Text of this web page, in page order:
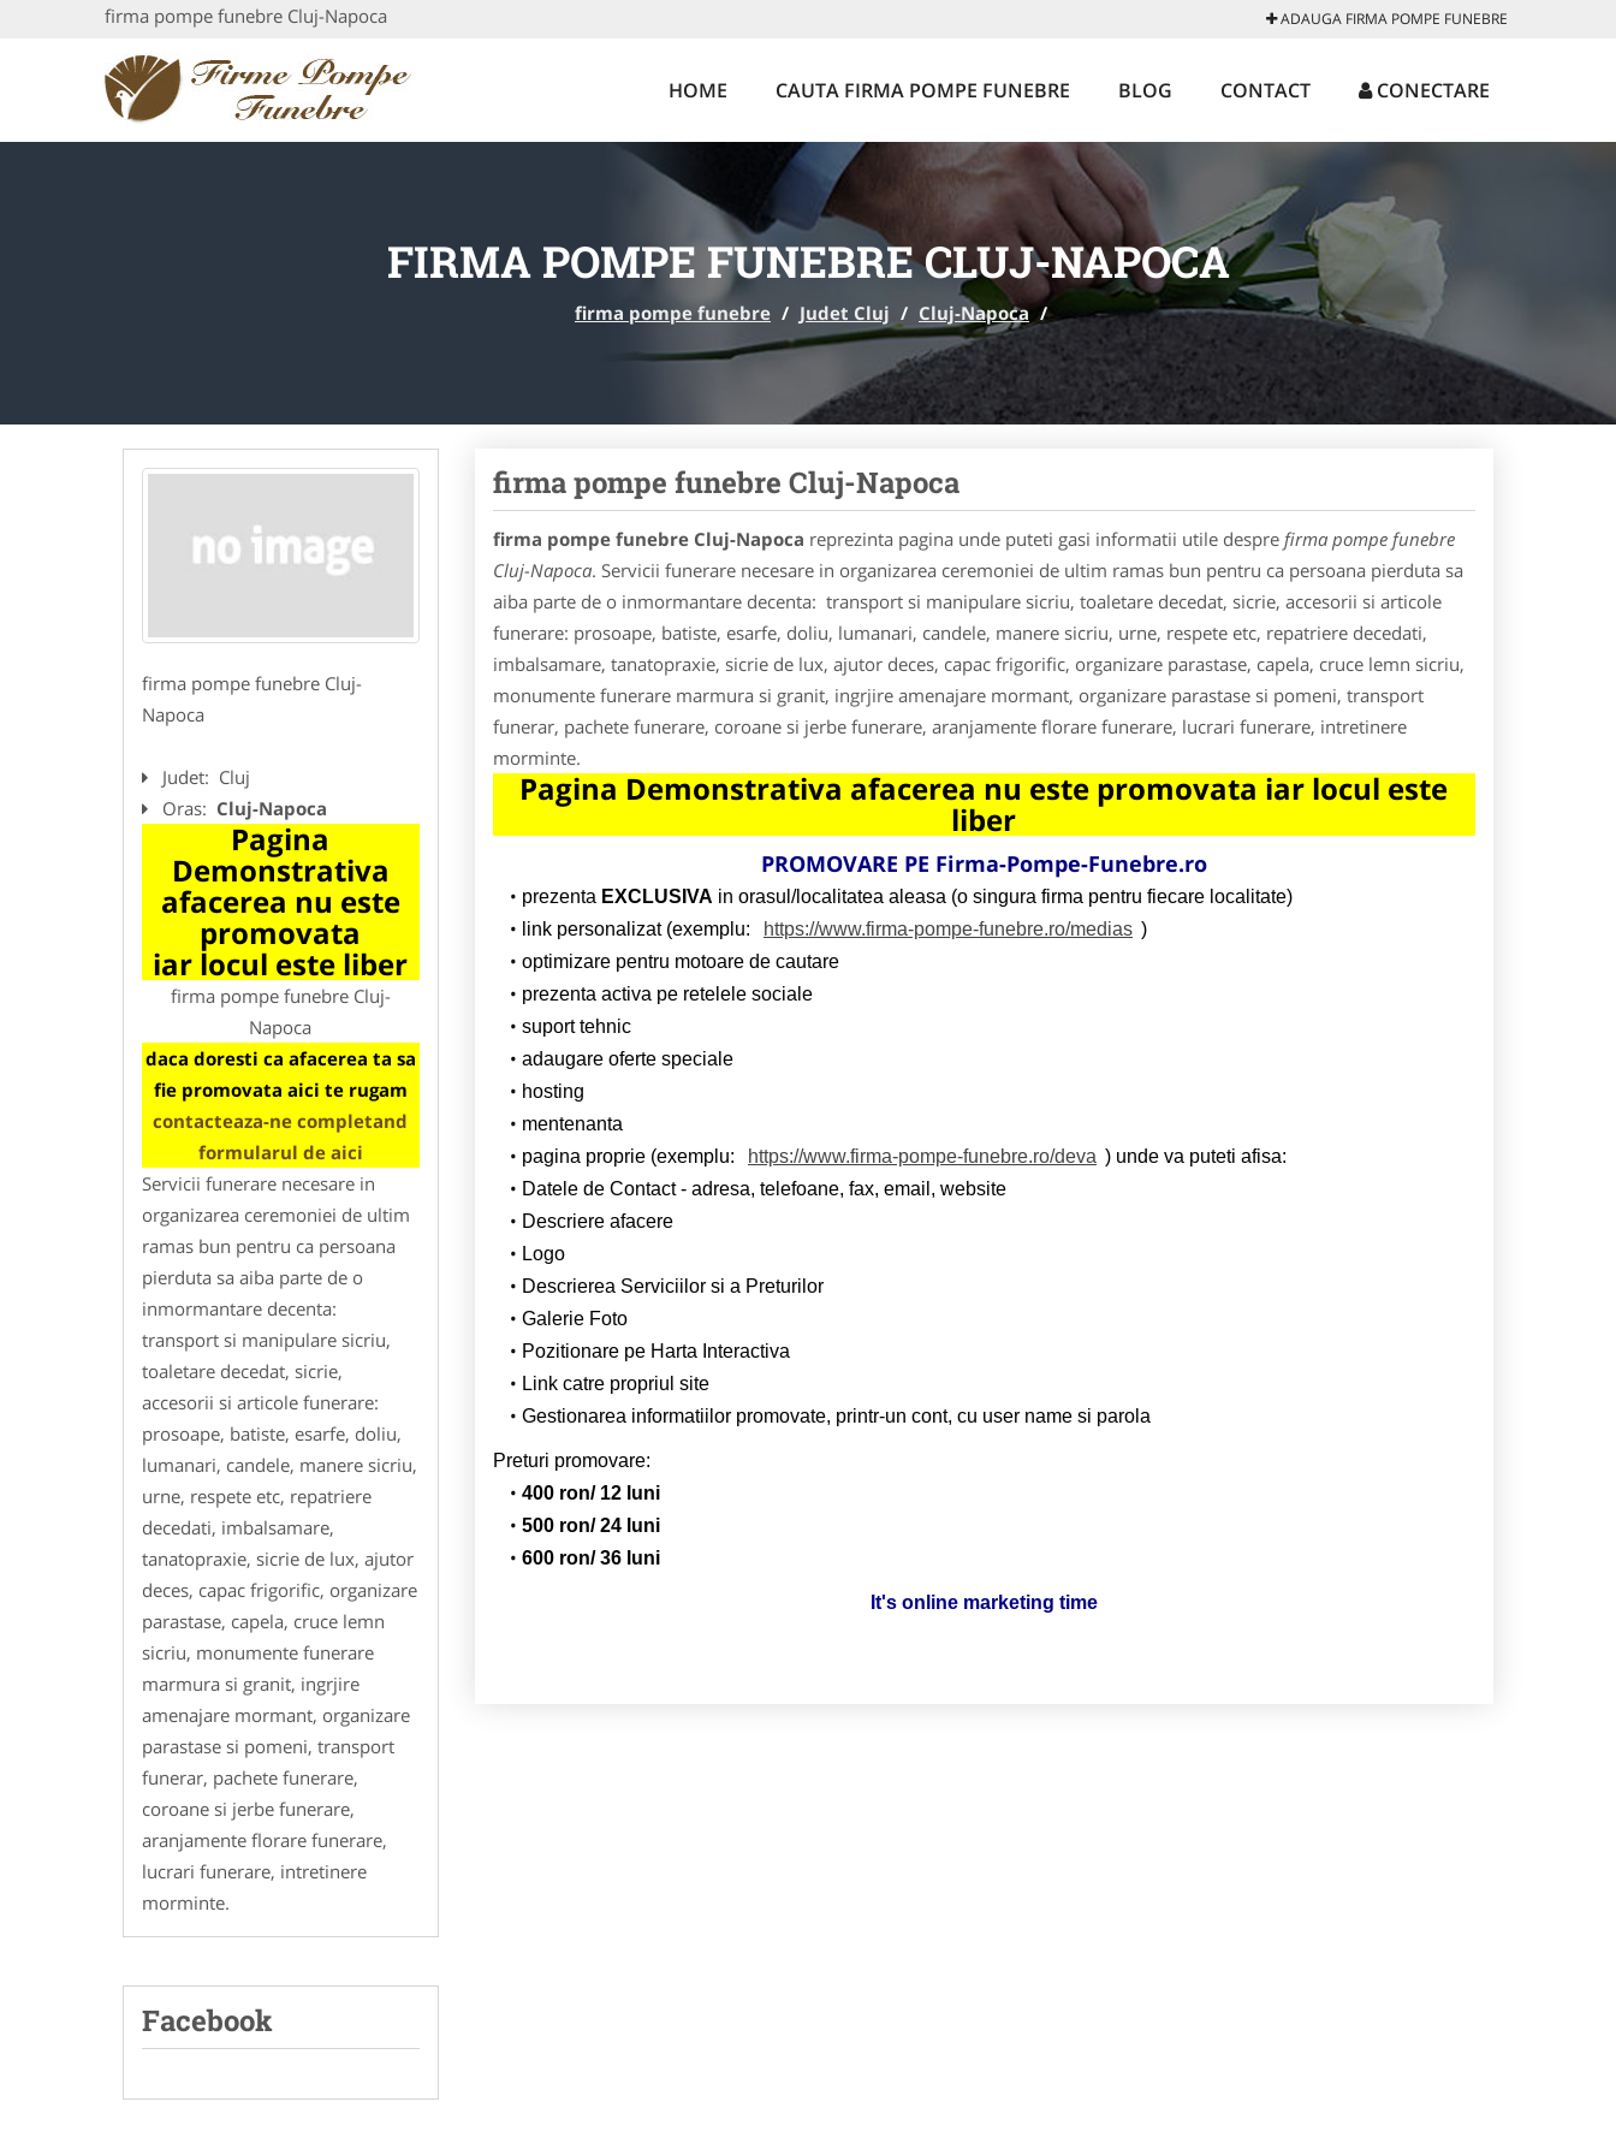
firma pompe funebre Cluj-Napoca ADAUGA FIRMA POMPE FUNEBRE
HOME CAUTA FIRMA POMPE FUNEBRE BLOG CONTACT CONECTARE
FIRMA POMPE FUNEBRE CLUJ-NAPOCA
firma pompe funebre / Judet Cluj / Cluj-Napoca /
firma pompe funebre Cluj-
Napoca
Judet: Cluj
Oras: Cluj-Napoca
Pagina
Demonstrativa
afacerea nu este
promovata
iar locul este liber
firma pompe funebre Cluj-
Napoca
daca doresti ca afacerea ta sa
fie promovata aici te rugam
contacteaza-ne completand
formularul de aici
Servicii funerare necesare in
organizarea ceremoniei de ultim
ramas bun pentru ca persoana
pierduta sa aiba parte de o
inmormantare decenta:
transport si manipulare sicriu,
toaletare decedat, sicrie,
accesorii si articole funerare:
prosoape, batiste, esarfe, doliu,
lumanari, candele, manere sicriu,
urne, respete etc, repatriere
decedati, imbalsamare,
tanatopraxie, sicrie de lux, ajutor
deces, capac frigorific, organizare
parastase, capela, cruce lemn
sicriu, monumente funerare
marmura si granit, ingrjire
amenajare mormant, organizare
parastase si pomeni, transport
funerar, pachete funerare,
coroane si jerbe funerare,
aranjamente florare funerare,
lucrari funerare, intretinere
morminte.
Facebook
firma pompe funebre Cluj-Napoca
firma pompe funebre Cluj-Napoca reprezinta pagina unde puteti gasi informatii utile despre firma pompe funebre
Cluj-Napoca. Servicii funerare necesare in organizarea ceremoniei de ultim ramas bun pentru ca persoana pierduta sa
aiba parte de o inmormantare decenta: transport si manipulare sicriu, toaletare decedat, sicrie, accesorii si articole
funerare: prosoape, batiste, esarfe, doliu, lumanari, candele, manere sicriu, urne, respete etc, repatriere decedati,
imbalsamare, tanatopraxie, sicrie de lux, ajutor deces, capac frigorific, organizare parastase, capela, cruce lemn sicriu,
monumente funerare marmura si granit, ingrjire amenajare mormant, organizare parastase si pomeni, transport
funerar, pachete funerare, coroane si jerbe funerare, aranjamente florare funerare, lucrari funerare, intretinere
morminte.
Pagina Demonstrativa afacerea nu este promovata iar locul este
liber
PROMOVARE PE Firma-Pompe-Funebre.ro
prezenta EXCLUSIVA in orasul/localitatea aleasa (o singura firma pentru fiecare localitate)
link personalizat (exemplu:
https://www.firma-pompe-funebre.ro/medias )
optimizare pentru motoare de cautare
prezenta activa pe retelele sociale
suport tehnic
adaugare oferte speciale
hosting
mentenanta
pagina proprie (exemplu:
https://www.firma-pompe-funebre.ro/deva ) unde va puteti afisa:
Datele de Contact - adresa, telefoane, fax, email, website
Descriere afacere
Logo
Descrierea Serviciilor si a Preturilor
Galerie Foto
Pozitionare pe Harta Interactiva
Link catre propriul site
Gestionarea informatiilor promovate, printr-un cont, cu user name si parola
Preturi promovare:
400 ron/ 12 luni
500 ron/ 24 luni
600 ron/ 36 luni
It's online marketing time